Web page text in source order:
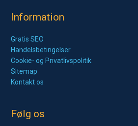
Information
Gratis SEO
Handelsbetingelser
Cookie- og Privatlivspolitik
Sitemap
Kontakt os
Følg os